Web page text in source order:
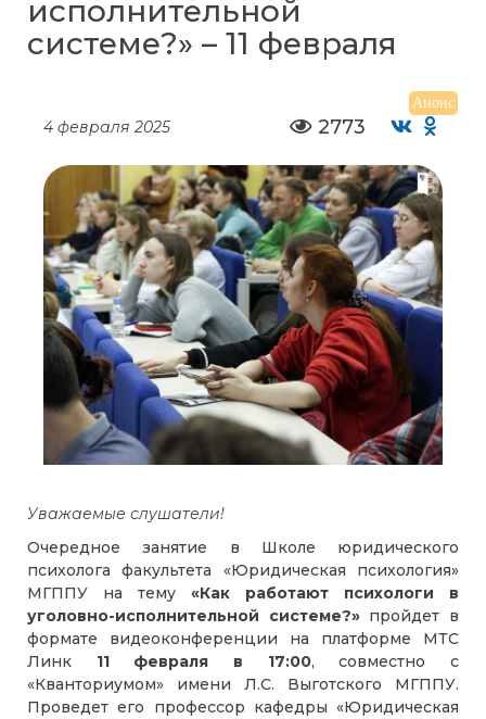
исполнительной
системе?» – 11 февраля
Анонс
4 февраля 2025 2773
Уважаемые слушатели!
Очередное занятие в Школе юридического
психолога факультета «Юридическая психология»
МГППУ на тему «Как работают психологи в
уголовно-исполнительной системе?»пройдет в
формате видеоконференции на платформе МТС
Линк 11 февраля в 17:00, совместно с
«Кванториумом» имени Л.С. Выготского МГППУ.
Проведет его профессор кафедры «Юридическая